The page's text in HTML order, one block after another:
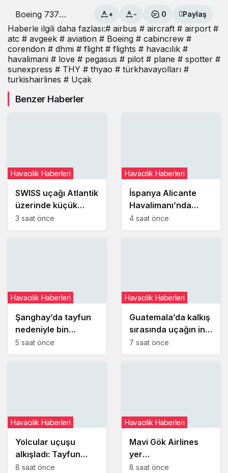
Boeing 737
MAX, Araca
Çarptı
+ - 0 Paylaş
Haberle ilgili daha fazlası:# airbus # aircraft # airport #
atc # avgeek # aviation # Boeing # cabincrew #
corendon # dhmi # flight # flights # havacılık #
havalimani # love # pegasus # pilot # plane # spotter #
sunexpress # THY # thyao # türkhavayolları #
turkishairlines # Uçak
Benzer Haberler
SWISS uçağı Atlantik
üzerinde küçük
yangın ihbarı
Havacılık Haberleri
3 saat önce
İspanya Alicante
Havalimanı’nda
kalkış yapan Ryanair
Havacılık Haberleri
4 saat önce
Şanghay’da tayfun
nedeniyle bin
300’den fazla uçuş
Havacılık Haberleri
5 saat önce
Guatemala’da kalkış
sırasında uçağın iniş
takımı lastiği patladı
Havacılık Haberleri
7 saat önce
Yolcular uçuşu
alkışladı: Tayfun
koşullarında
Havacılık Haberleri
8 saat önce
Mavi Gök Airlines
yer
operasyonlarında
Havacılık Haberleri
8 saat önce